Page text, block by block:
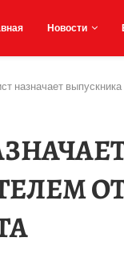
Новости
назначает